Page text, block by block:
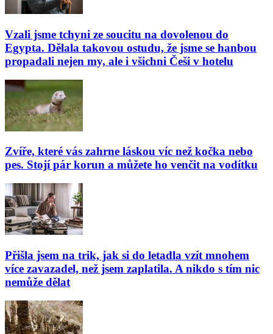
Vzali jsme tchyni ze soucitu na dovolenou do
Egypta. Dělala takovou ostudu, že jsme se hanbou
propadali nejen my, ale i všichni Češi v hotelu
Zvíře, které vás zahrne láskou víc než kočka nebo
pes. Stojí pár korun a můžete ho venčit na vodítku
Přišla jsem na trik, jak si do letadla vzít mnohem
více zavazadel, než jsem zaplatila. A nikdo s tím nic
nemůže dělat